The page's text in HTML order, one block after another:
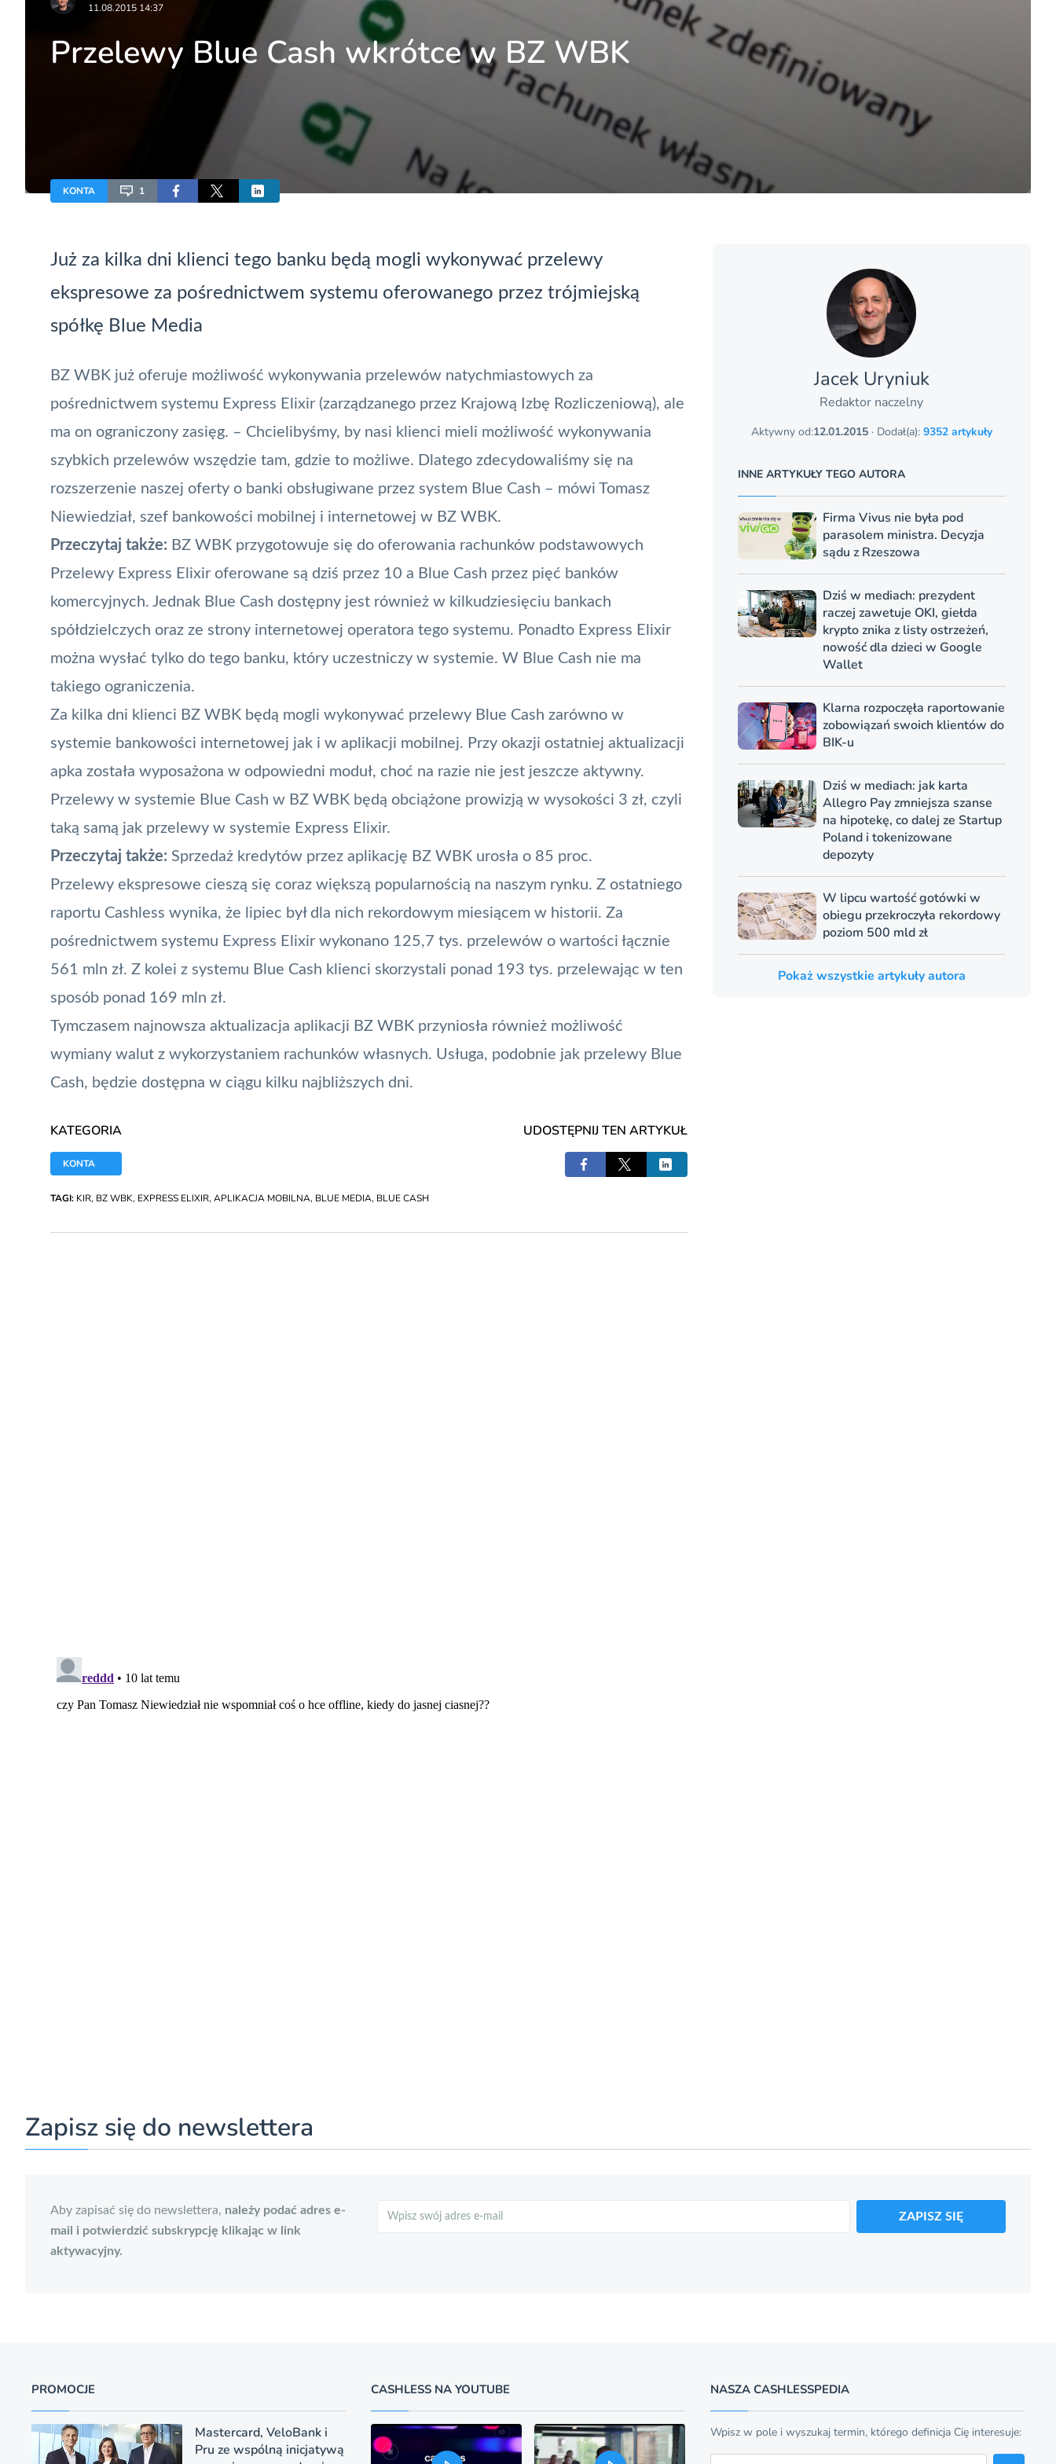
11.08.2015 14:37
Przelewy Blue Cash wkrótce w BZ WBK
KONTA 1
Już za kilka dni klienci tego banku będą mogli wykonywać przelewy
ekspresowe za pośrednictwem systemu oferowanego przez trójmiejską
spółkę Blue Media
BZ WBK już oferuje możliwość wykonywania przelewów natychmiastowych za
pośrednictwem systemu Express Elixir (zarządzanego przez Krajową Izbę Rozliczeniową), ale
ma on ograniczony zasięg. – Chcielibyśmy, by nasi klienci mieli możliwość wykonywania
szybkich przelewów wszędzie tam, gdzie to możliwe. Dlatego zdecydowaliśmy się na
rozszerzenie naszej oferty o banki obsługiwane przez system Blue Cash – mówi Tomasz
Niewiedział, szef bankowości mobilnej i internetowej w BZ WBK.
Przeczytaj także: BZ WBK przygotowuje się do oferowania rachunków podstawowych
Przelewy Express Elixir oferowane są dziś przez 10 a Blue Cash przez pięć banków
komercyjnych. Jednak Blue Cash dostępny jest również w kilkudziesięciu bankach
spółdzielczych oraz ze strony internetowej operatora tego systemu. Ponadto Express Elixir
można wysłać tylko do tego banku, który uczestniczy w systemie. W Blue Cash nie ma
takiego ograniczenia.
Za kilka dni klienci BZ WBK będą mogli wykonywać przelewy Blue Cash zarówno w
systemie bankowości internetowej jak i w aplikacji mobilnej. Przy okazji ostatniej aktualizacji
apka została wyposażona w odpowiedni moduł, choć na razie nie jest jeszcze aktywny.
Przelewy w systemie Blue Cash w BZ WBK będą obciążone prowizją w wysokości 3 zł, czyli
taką samą jak przelewy w systemie Express Elixir.
Przeczytaj także: Sprzedaż kredytów przez aplikację BZ WBK urosła o 85 proc.
Przelewy ekspresowe cieszą się coraz większą popularnością na naszym rynku. Z ostatniego
raportu Cashless wynika, że lipiec był dla nich rekordowym miesiącem w historii. Za
pośrednictwem systemu Express Elixir wykonano 125,7 tys. przelewów o wartości łącznie
561 mln zł. Z kolei z systemu Blue Cash klienci skorzystali ponad 193 tys. przelewając w ten
sposób ponad 169 mln zł.
Tymczasem najnowsza aktualizacja aplikacji BZ WBK przyniosła również możliwość
wymiany walut z wykorzystaniem rachunków własnych. Usługa, podobnie jak przelewy Blue
Cash, będzie dostępna w ciągu kilku najbliższych dni.
KATEGORIA
KONTA
UDOSTĘPNIJ TEN ARTYKUŁ
TAGI: KIR, BZ WBK, EXPRESS ELIXIR, APLIKACJA MOBILNA, BLUE MEDIA, BLUE CASH
Jacek Uryniuk
Redaktor naczelny
Aktywny od:12.01.2015· Dodał(a): 9352 artykuły
INNE ARTYKUŁY TEGO AUTORA
Firma Vivus nie była pod
parasolem ministra. Decyzja
sądu z Rzeszowa
Dziś w mediach: prezydent
raczej zawetuje OKI, giełda
krypto znika z listy ostrzeżeń,
nowość dla dzieci w Google
Wallet
Klarna rozpoczęła raportowanie
zobowiązań swoich klientów do
BIK-u
Dziś w mediach: jak karta
Allegro Pay zmniejsza szanse
na hipotekę, co dalej ze Startup
Poland i tokenizowane
depozyty
W lipcu wartość gotówki w
obiegu przekroczyła rekordowy
poziom 500 mld zł
Pokaż wszystkie artykuły autora
Zapisz się do newslettera
Aby zapisać się do newslettera, należy podać adres e-
mail i potwierdzić subskrypcję klikając w link
aktywacyjny.
ZAPISZ SIĘ
PROMOCJE
Mastercard, VeloBank i
Pru ze wspólną inicjatywą
CASHLESS NA YOUTUBE NASZA CASHLESSPEDIA
Wpisz w pole i wyszukaj termin, którego definicja Cię interesuje: